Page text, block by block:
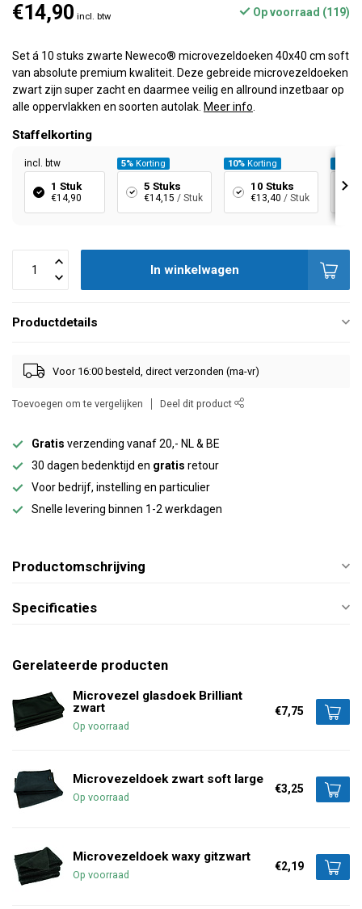
€14,90 incl. btw Op voorraad (119)
Set á 10 stuks zwarte Neweco® microvezeldoeken 40x40 cm soft
van absolute premium kwaliteit. Deze gebreide microvezeldoeken
zwart zijn super zacht en daarmee veilig en allround inzetbaar op
alle oppervlakken en soorten autolak. Meer info
Staffelkorting
incl. btw
1 Stuk
€14,90
5% Korting
5 Stuks
€14,15 / Stuk
10% Korting
10 Stuks
€13,40 / Stuk
In winkelwagen
Productdetails
Voor 16:00 besteld, direct verzonden (ma-vr)
Toevoegen om te vergelijken Deel dit product
Gratis verzending vanaf 20,- NL & BE
30 dagen bedenktijd en gratis retour
Voor bedrijf, instelling en particulier
Snelle levering binnen 1-2 werkdagen
Productomschrijving
Specificaties
Gerelateerde producten
Microvezel glasdoek Brilliant
zwart
Op voorraad
€7,75
Microvezeldoek zwart soft large
Op voorraad
€3,25
Microvezeldoek waxy gitzwart
Op voorraad
€2,19